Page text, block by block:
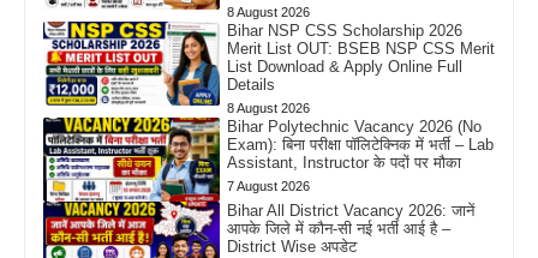
8 August 2026
Bihar NSP CSS Scholarship 2026
Merit List OUT: BSEB NSP CSS Merit
List Download & Apply Online Full
Details
8 August 2026
Bihar Polytechnic Vacancy 2026 (No
Exam): बिना परीक्षा पॉलिटेक्निक में भर्ती – Lab
Assistant, Instructor के पदों पर मौका
7 August 2026
Bihar All District Vacancy 2026: जानें
आपके जिले में कौन-सी नई भर्ती आई है –
District Wise अपडेट